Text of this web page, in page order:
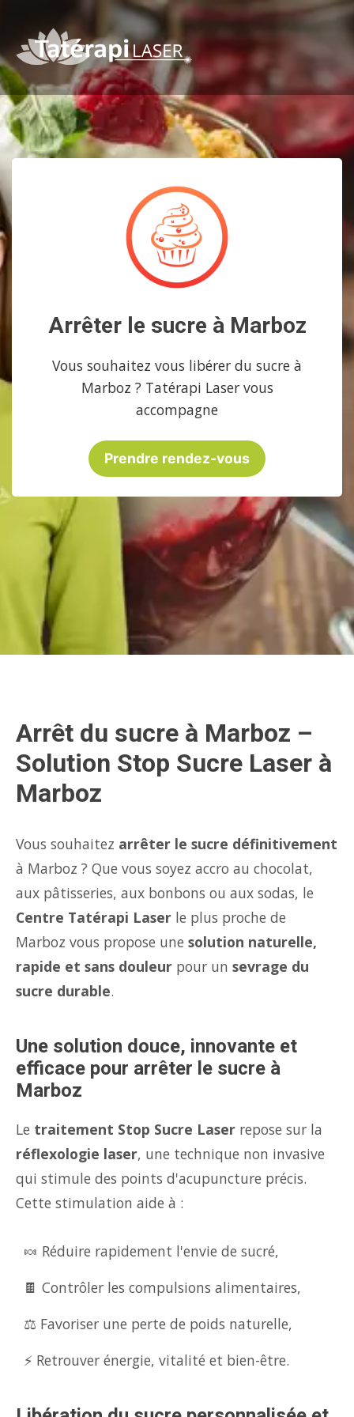
Arrêter le sucre à Marboz
Vous souhaitez vous libérer du sucre à
Marboz ? Tatérapi Laser vous
accompagne
Prendre rendez-vous
Arrêt du sucre à Marboz –
Solution Stop Sucre Laser à
Marboz
Vous souhaitez arrêter le sucre définitivement
à Marboz ? Que vous soyez accro au chocolat,
aux pâtisseries, aux bonbons ou aux sodas, le
Centre Tatérapi Laser le plus proche de
Marboz vous propose une solution naturelle,
rapide et sans douleur pour un sevrage du
sucre durable.
Une solution douce, innovante et
efficace pour arrêter le sucre à
Marboz
Le traitement Stop Sucre Laser repose sur la
réflexologie laser, une technique non invasive
qui stimule des points d'acupuncture précis.
Cette stimulation aide à :
🍬 Réduire rapidement l'envie de sucré,
🍫 Contrôler les compulsions alimentaires,
⚖️ Favoriser une perte de poids naturelle,
⚡ Retrouver énergie, vitalité et bien-être.